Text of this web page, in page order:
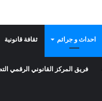
احداث و جرائم ثقافة قانونية
فريق المركز القانوني الرقمي